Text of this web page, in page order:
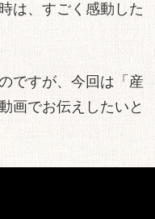
は、すごく感動した
ですが、今回は「産
画でお伝えしたいと